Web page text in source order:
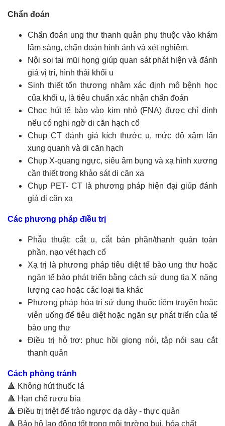
Chẩn đoán
Chẩn đoán ung thư thanh quản phụ thuộc vào khám
lâm sàng, chẩn đoán hình ảnh và xét nghiệm.
Nội soi tai mũi họng giúp quan sát phát hiện và đánh
giá vị trí, hình thái khối u
Sinh thiết tổn thương nhằm xác định mô bệnh học
của khối u, là tiêu chuẩn xác nhận chẩn đoán
Chọc hút tế bào vào kim nhỏ (FNA) được chỉ định
nếu có nghi ngờ di căn hạch cổ
Chụp CT đánh giá kích thước u, mức độ xâm lấn
xung quanh và di căn hạch
Chụp X-quang ngực, siêu âm bụng và xạ hình xương
cần thiết trong khảo sát di căn xa
Chụp PET- CT là phương pháp hiện đại giúp đánh
giá di căn xa
Các phương pháp điều trị
Phẫu thuật: cắt u, cắt bán phần/thanh quản toàn
phần, nạo vét hạch cổ
Xạ trị là phương pháp tiêu diệt tế bào ung thư hoặc
ngăn tế bào phát triển bằng cách sử dụng tia X năng
lượng cao hoặc các loại tia khác
Phương pháp hóa trị sử dụng thuốc tiêm truyền hoặc
viên uống để tiêu diệt hoặc ngăn sự phát triển của tế
bào ung thư
Điều trị hỗ trợ: phục hồi giọng nói, tập nói sau cắt
thanh quản
Cách phòng tránh
🔺 Không hút thuốc lá
🔺 Hạn chế rượu bia
🔺 Điều trị triệt để trào ngược dạ dày - thực quản
🔺 Bảo hộ lao động tốt trong môi trường bụi, hóa chất